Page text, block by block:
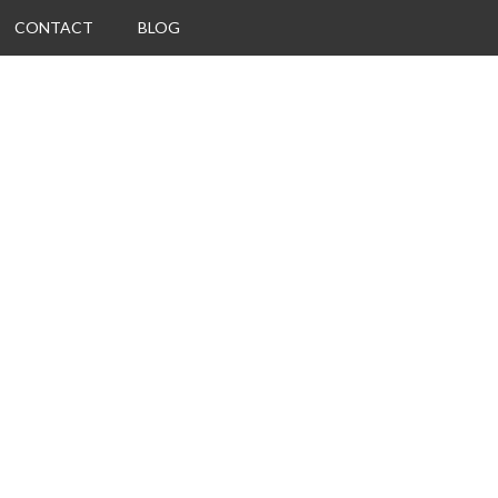
CONTACT BLOG